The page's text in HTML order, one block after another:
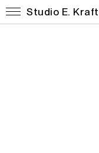
Studio E. Kraft